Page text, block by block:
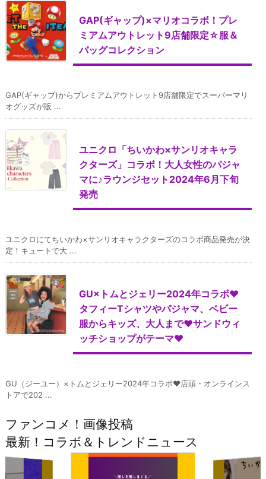
GAP(ギャップ)×マリオコラボ！プレ
ミアムアウトレット9店舗限定☆服＆
バッグコレクション
GAP(ギャップ)からプレミアムアウトレット9店舗限定でスーパーマリ
オグッズが販 ...
ユニクロ「ちいかわ×サンリオキャラ
クターズ」コラボ！大人女性のパジャ
マに♪ラウンジセット2024年6月下旬
発売
ユニクロにてちいかわ×サンリオキャラクターズのコラボ商品発売が決
定！キュートで大 ...
GU×トムとジェリー2024年コラボ♥
タフィーTシャツやパジャマ、ベビー
服からキッズ、大人まで♥サンドウィ
ッチショップがテーマ♥
GU（ジーユー）×トムとジェリー2024年コラボ♥店頭・オンラインス
トアで202 ...
ファンコメ！画像投稿
最新！コラボ＆トレンドニュース